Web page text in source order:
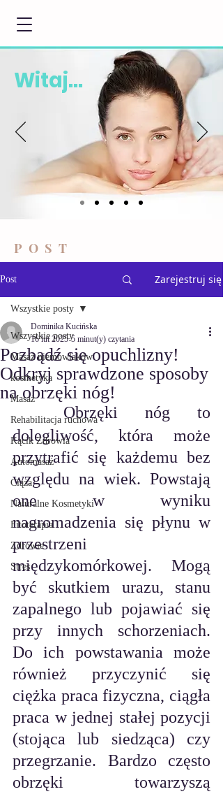
Witaj...
POST
Post Zarejestruj się
Wszystkie posty
Masaż niemowlaków
kosmetyka
Masaż
Rehabilitacja ruchowa
Kącik Zdrowia
Automasaż
Ciąża
Naturalne Kosmetyki
Fitoterapia
Zdrowie
Stres
Wszystkie posty
Pozbądź się opuchlizny!
Odkryj sprawdzone sposoby
na obrzęki nóg!
Dominika Kucińska
16 lut 2025 5 minut(y) czytania
Obrzęki nóg to
dolegliwość, która może
przytrafić się każdemu bez
względu na wiek. Powstają
one w wyniku
nagromadzenia się płynu w
przestrzeni
międzykomórkowej. Mogą
być skutkiem urazu, stanu
zapalnego lub pojawiać się
przy innych schorzeniach.
Do ich powstawania może
również przyczynić się
ciężka praca fizyczna, ciągła
praca w jednej stałej pozycji
(stojąca lub siedząca) czy
przegrzanie. Bardzo często
obrzęki towarzyszą